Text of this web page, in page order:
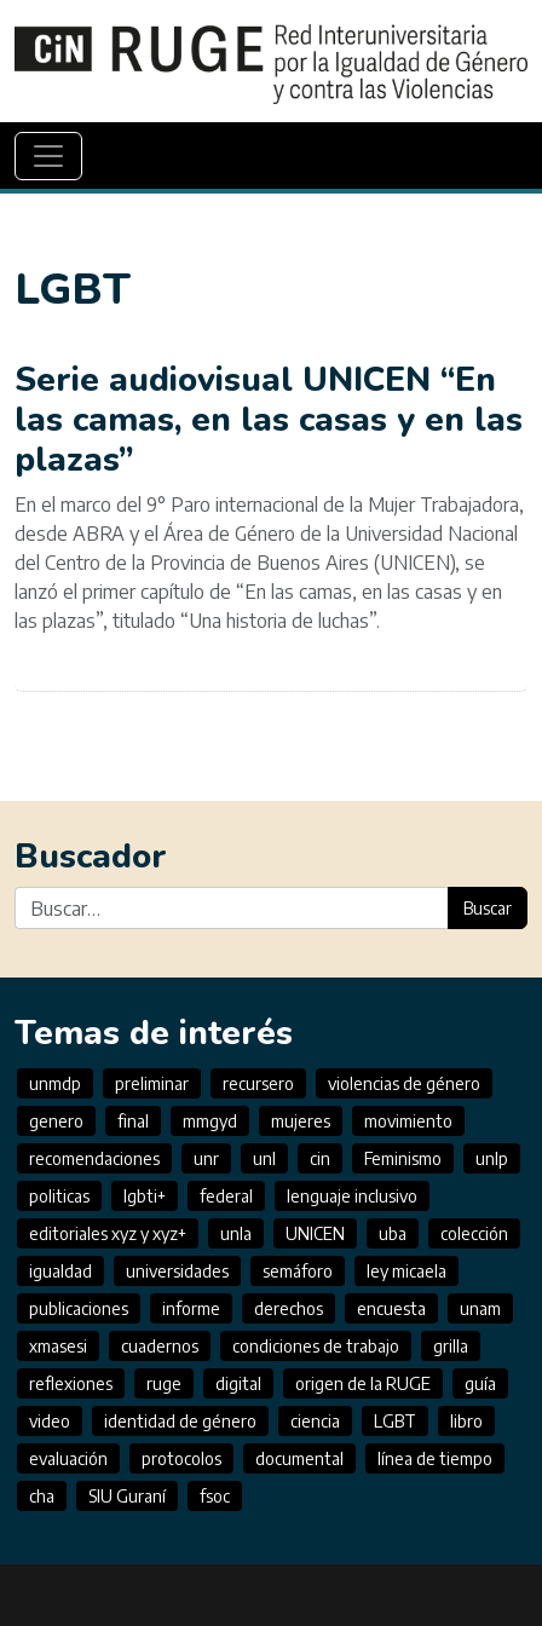
LGBT
Serie audiovisual UNICEN “En
las camas, en las casas y en las
plazas”
En el marco del 9° Paro internacional de la Mujer Trabajadora,
desde ABRA y el Área de Género de la Universidad Nacional
del Centro de la Provincia de Buenos Aires (UNICEN), se
lanzó el primer capítulo de “En las camas, en las casas y en
las plazas”, titulado “Una historia de luchas”.
Buscador
Buscar
Temas de interés
unmdp preliminar recursero
violencias de género
genero
final mmgyd mujeres
movimiento
recomendaciones
unr unl cin Feminismo
unlp
politicas
lgbti+ federal
lenguaje inclusivo
editoriales xyz y xyz+
unla UNICEN uba
colección
igualdad
universidades semáforo
ley micaela
publicaciones
informe derechos encuesta
unam
xmasesi
cuadernos condiciones de trabajo
grilla
reflexiones
ruge digital origen de la RUGE
guía
video
identidad de género ciencia LGBT
libro
evaluación
protocolos documental
línea de tiempo
cha
SIU Guraní fsoc